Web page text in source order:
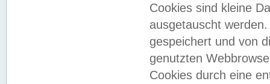
Cookies sind kleine
ausgetauscht
gespeichert und von
genutzten
Cookies durch eine